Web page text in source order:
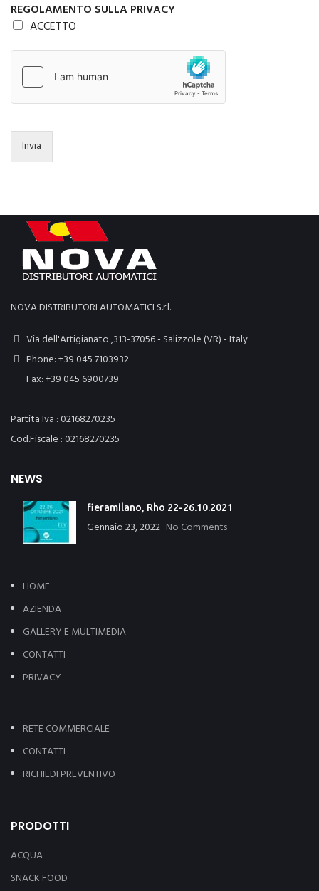
REGOLAMENTO SULLA PRIVACY
ACCETTO
Invia
NOVA DISTRIBUTORI AUTOMATICI S.r.l.
Via dell'Artigianato ,313-37056 - Salizzole (VR) - Italy
Phone: +39 045 7103932
Fax: +39 045 6900739
Partita Iva : 02168270235
Cod.Fiscale : 02168270235
NEWS
fieramilano, Rho 22-26.10.2021
Gennaio 23, 2022 No Comments
HOME
AZIENDA
GALLERY E MULTIMEDIA
CONTATTI
PRIVACY
RETE COMMERCIALE
CONTATTI
RICHIEDI PREVENTIVO
PRODOTTI
ACQUA
SNACK FOOD